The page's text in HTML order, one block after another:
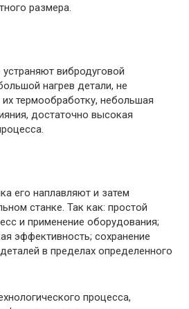
размера.
вибродуговой
нагрев детали, не
термообработку, небольшая
достаточно высокая
его наплавляют и затем
станке. Так как: простой
и применение оборудования;
эффективность; сохранение
в пределах определенного
процесса,